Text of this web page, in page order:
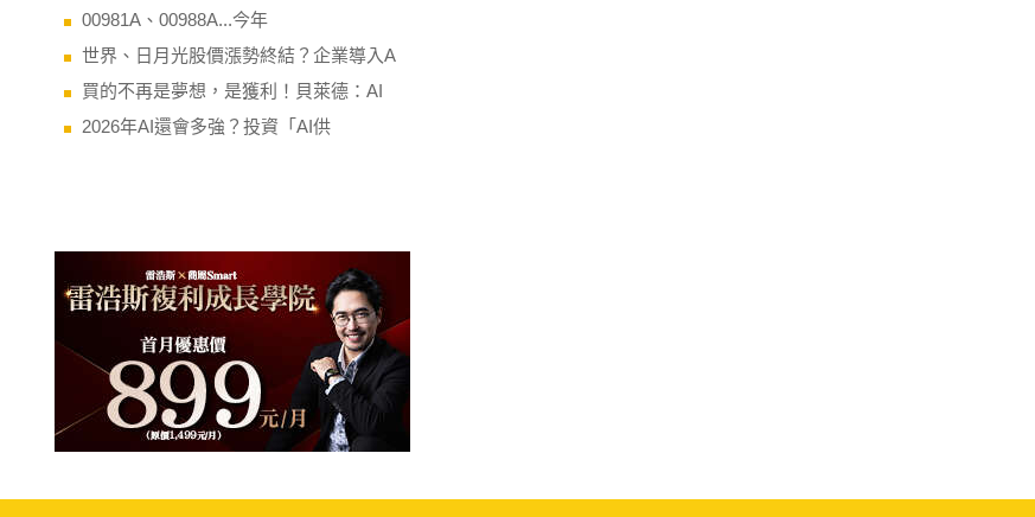
00981A、00988A...今年
世界、日月光股價漲勢終結？企業導入A
買的不再是夢想，是獲利！貝萊德：AI
2026年AI還會多強？投資「AI供